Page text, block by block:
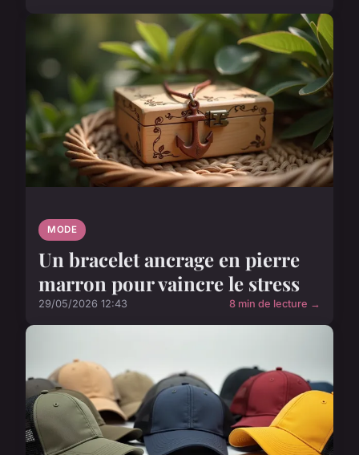
MODE
Un bracelet ancrage en pierre
marron pour vaincre le stress
29/05/2026 12:43 8 min de lecture →